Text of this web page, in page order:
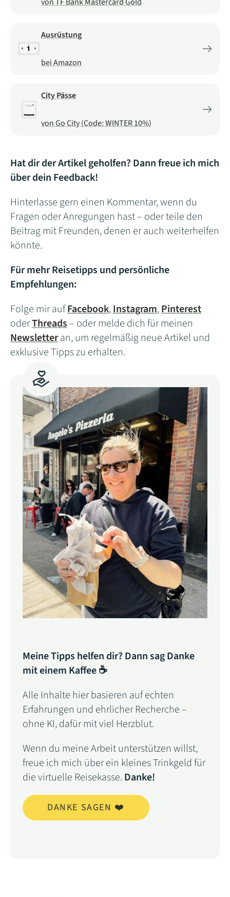
Ausrüstung
bei Amazon
City Pässe
von Go City (Code: WINTER 10%)
Hat dir der Artikel geholfen? Dann freue ich mich
über dein Feedback!
Hinterlasse gern einen Kommentar, wenn du
Fragen oder Anregungen hast – oder teile den
Beitrag mit Freunden, denen er auch weiterhelfen
könnte.
Für mehr Reisetipps und persönliche
Empfehlungen:
Folge mir aufFacebook,Instagram,Pinterest
oderThreads– oder melde dich für meinen
Newsletteran, um regelmäßig neue Artikel und
exklusive Tipps zu erhalten.
Meine Tipps helfen dir? Dann sag Danke
mit einem Kaffee ☕
Alle Inhalte hier basieren auf echten
Erfahrungen und ehrlicher Recherche –
ohne KI, dafür mit viel Herzblut.
Wenn du meine Arbeit unterstützen willst,
freue ich mich über ein kleines Trinkgeld für
die virtuelle Reisekasse. Danke!
DANKE SAGEN ❤️